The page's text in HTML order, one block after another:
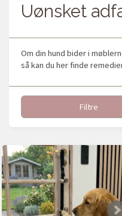
Uønsket
Om din hund bider i
så kan du her finde
Filtre